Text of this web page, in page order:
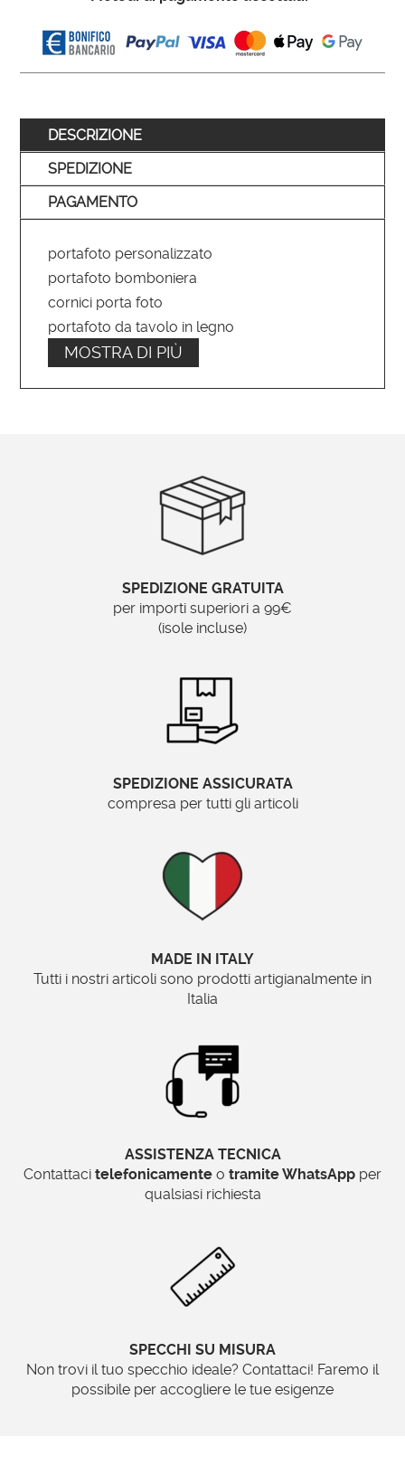
DESCRIZIONE
SPEDIZIONE
PAGAMENTO
portafoto personalizzato
portafoto bomboniera
cornici porta foto
portafoto da tavolo in legno
MOSTRA DI PIÙ
SPEDIZIONE GRATUITA
per importi superiori a 99€
(isole incluse)
SPEDIZIONE ASSICURATA
compresa per tutti gli articoli
MADE IN ITALY
Tutti i nostri articoli sono prodotti artigianalmente in
Italia
ASSISTENZA TECNICA
Contattaci telefonicamente o tramite WhatsApp per
qualsiasi richiesta
SPECCHI SU MISURA
Non trovi il tuo specchio ideale? Contattaci! Faremo il
possibile per accogliere le tue esigenze